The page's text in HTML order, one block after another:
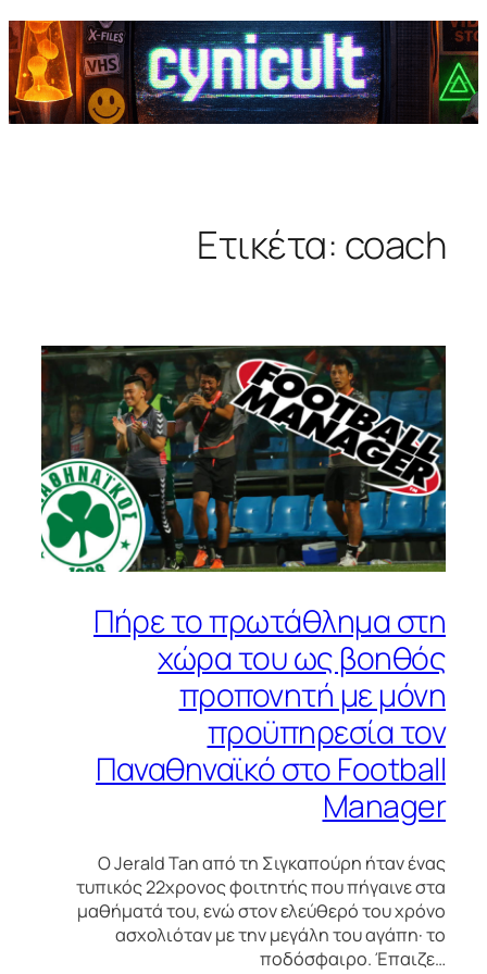
Ετικέτα: coach
Πήρε το πρωτάθλημα στη
χώρα του ως βοηθός
προπονητή με μόνη
προϋπηρεσία τον
Παναθηναϊκό στο Football
Manager
Ο Jerald Tan από τη Σιγκαπούρη ήταν ένας
τυπικός 22χρονος φοιτητής που πήγαινε στα
μαθήματά του, ενώ στον ελεύθερό του χρόνο
ασχολιόταν με την μεγάλη του αγάπη· το
ποδόσφαιρο. Έπαιζε…